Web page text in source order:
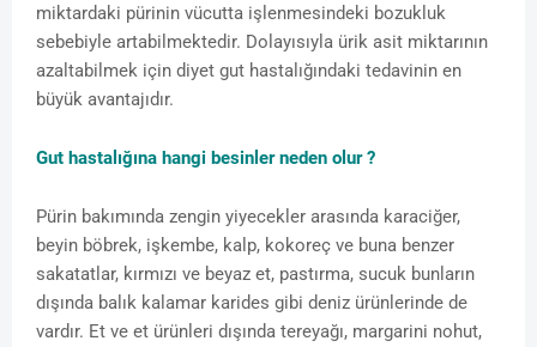
miktardaki pürinin vücutta işlenmesindeki bozukluk
sebebiyle artabilmektedir. Dolayısıyla ürik asit miktarının
azaltabilmek için diyet gut hastalığındaki tedavinin en
büyük avantajıdır.
Gut hastalığına hangi besinler neden olur ?
Pürin bakımında zengin yiyecekler arasında karaciğer,
beyin böbrek, işkembe, kalp, kokoreç ve buna benzer
sakatatlar, kırmızı ve beyaz et, pastırma, sucuk bunların
dışında balık kalamar karides gibi deniz ürünlerinde de
vardır. Et ve et ürünleri dışında tereyağı, margarini nohut,